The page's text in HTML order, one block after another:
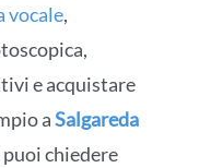
vocale,
e acquistare
aSalgareda
chiedere